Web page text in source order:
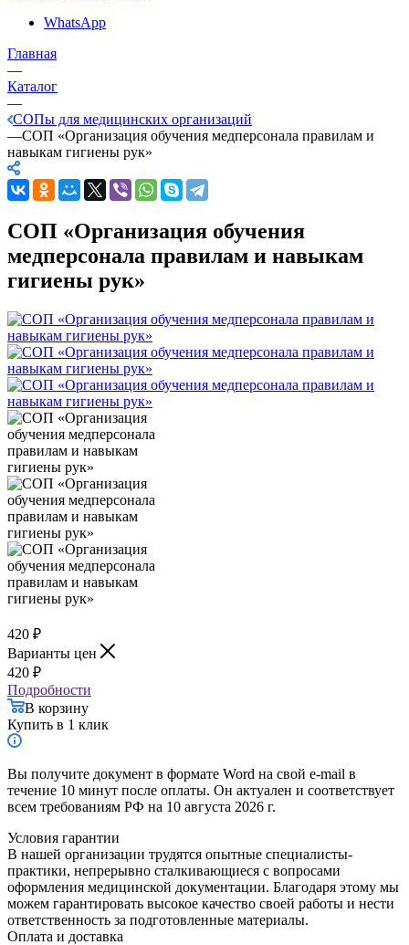
WhatsApp
Главная
—
Каталог
—
СОПы для медицинских организаций
—СОП «Организация обучения медперсонала правилам и
навыкам гигиены рук»
СОП «Организация обучения
медперсонала правилам и навыкам
гигиены рук»
420 ₽
Варианты цен
420 ₽
Подробности
В корзину
Купить в 1 клик
Вы получите документ в формате Word на свой e-mail в
течение 10 минут после оплаты. Он актуален и соответствует
всем требованиям РФ на 10 августа 2026 г.
Условия гарантии
В нашей организации трудятся опытные специалисты-
практики, непрерывно сталкивающиеся с вопросами
оформления медицинской документации. Благодаря этому мы
можем гарантировать высокое качество своей работы и нести
ответственность за подготовленные материалы.
Оплата и доставка